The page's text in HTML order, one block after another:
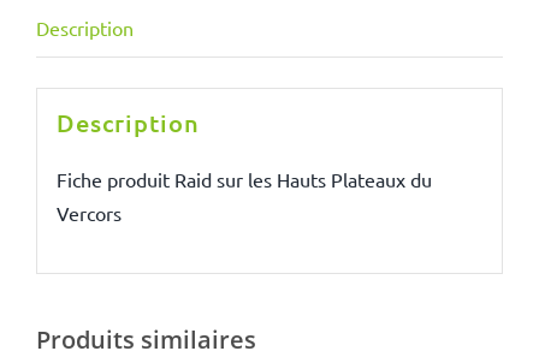
Description
Description
Fiche produit Raid sur les Hauts Plateaux du
Vercors
Produits similaires